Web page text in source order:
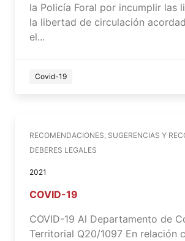
la Policía Foral por incumplir las
la libertad de circulación
el...
Covid-19
RECOMENDACIONES, SUGERENCIAS Y
DEBERES LEGALES
2021
COVID-19
COVID-19 Al Departamento de
Territorial Q20/1097 En relación